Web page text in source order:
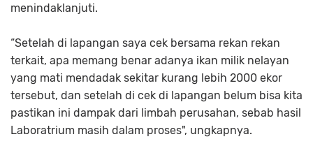
menindaklanjuti.
“Setelah di lapangan saya cek bersama rekan rekan
terkait, apa memang benar adanya ikan milik nelayan
yang mati mendadak sekitar kurang lebih 2000 ekor
tersebut, dan setelah di cek di lapangan belum bisa kita
pastikan ini dampak dari limbah perusahan, sebab hasil
Laboratrium masih dalam proses", ungkapnya.